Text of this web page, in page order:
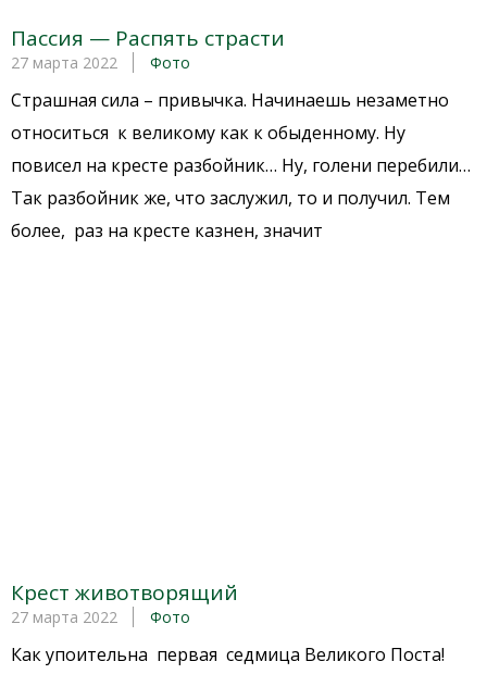
Пассия — Распять страсти
27 марта 2022 Фото
Страшная сила – привычка. Начинаешь незаметно
относиться к великому как к обыденному. Ну
повисел на кресте разбойник… Ну, голени перебили…
Так разбойник же, что заслужил, то и получил. Тем
более, раз на кресте казнен, значит
Крест животворящий
27 марта 2022 Фото
Как упоительна первая седмица Великого Поста!